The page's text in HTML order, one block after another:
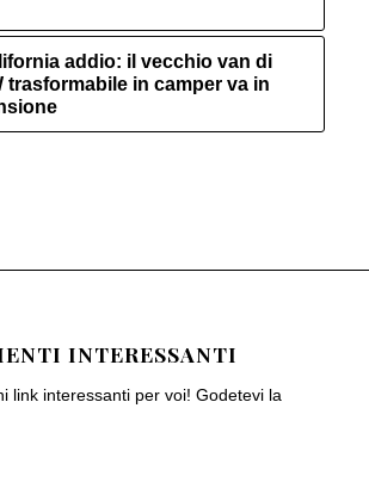
addio: il vecchio van di
trasformabile in camper va in
INTERESSANTI
link interessanti per voi! Godetevi la